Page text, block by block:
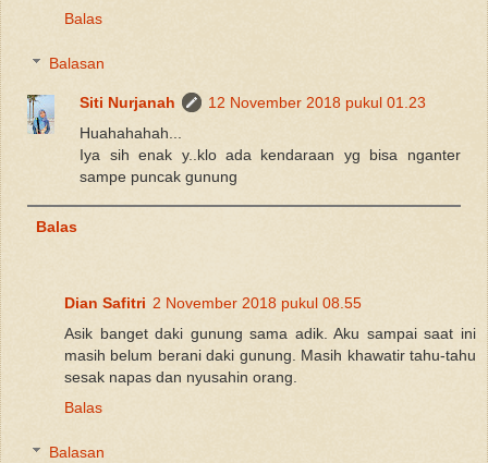
Balas
Balasan
Siti Nurjanah
12 November 2018 pukul 01.23
Huahahahah...
Iya sih enak y..klo ada kendaraan yg bisa nganter
sampe puncak gunung
Balas
Dian Safitri 2 November 2018 pukul 08.55
Asik banget daki gunung sama adik. Aku sampai saat ini
masih belum berani daki gunung. Masih khawatir tahu-tahu
sesak napas dan nyusahin orang.
Balas
Balasan